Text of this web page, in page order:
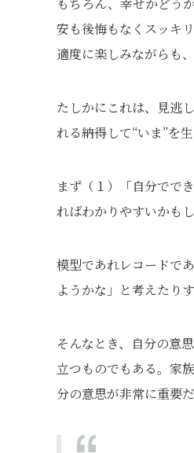
安も後悔もなくスッキ
適度に楽しみながらも
たしかにこれは、見逃
れる――納得して“いま”を
まず（１）「自分でで
ればわかりやすいかもし
模型であれレコードで
ようかな」と考えたり
そんなとき、自分の意
立つものでもある。家
分の意思が非常に重要だ